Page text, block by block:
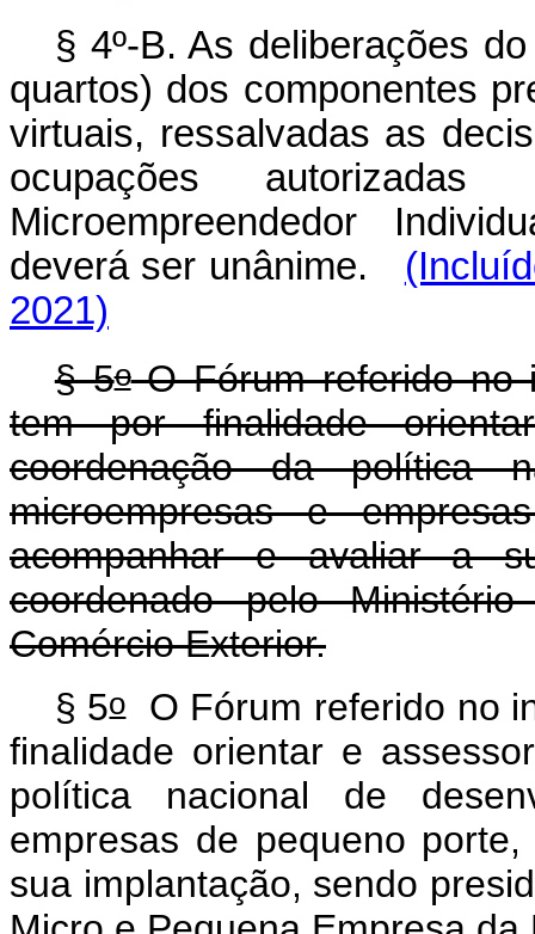
§ 4º-B. As deliberações
quartos) dos componentes
virtuais, ressalvadas as
ocupações
Microempreendedor
deverá ser unânime.
2021)
§ 5oO Fórum referido no
tem por finalidade
coordenação da política
microempresas e
acompanhar e avaliar a
coordenado pelo
Comércio Exterior.
§ 5oO Fórum referido no
finalidade orientar e
política nacional de
empresas de pequeno
sua implantação, sendo